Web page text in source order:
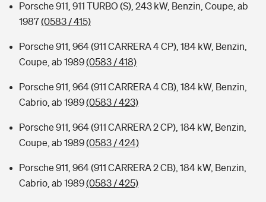
Porsche 911, 911 TURBO (S), 243 kW, Benzin, Coupe, ab
1987(0583 / 415)
Porsche 911, 964 (911 CARRERA 4 CP), 184 kW, Benzin,
Coupe, ab 1989(0583 / 418)
Porsche 911, 964 (911 CARRERA 4 CB), 184 kW, Benzin,
Cabrio, ab 1989(0583 / 423)
Porsche 911, 964 (911 CARRERA 2 CP), 184 kW, Benzin,
Coupe, ab 1989(0583 / 424)
Porsche 911, 964 (911 CARRERA 2 CB), 184 kW, Benzin,
Cabrio, ab 1989(0583 / 425)